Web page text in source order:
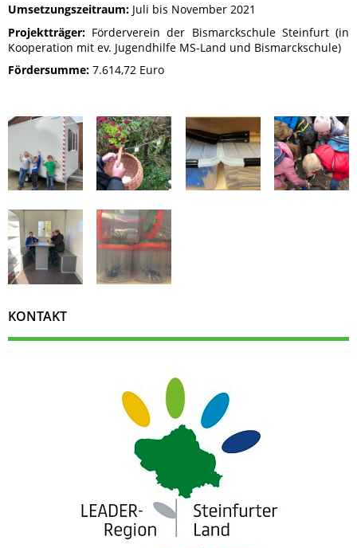
Umsetzungszeitraum: Juli bis November 2021
Projektträger: Förderverein der Bismarckschule Steinfurt (in
Kooperation mit ev. Jugendhilfe MS-Land und Bismarckschule)
Fördersumme: 7.614,72 Euro
KONTAKT